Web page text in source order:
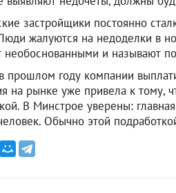
застройщики постоянно
жалуются на недоделки в
необоснованными и называют
прошлом году компании
на рынке уже привела к тому,
В Минстрое уверены:
Обычно этой